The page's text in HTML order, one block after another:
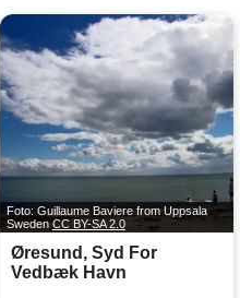
Foto: Guillaume Baviere from Uppsala
SwedenCC BY-SA 2.0
Øresund, Syd For
Vedbæk Havn